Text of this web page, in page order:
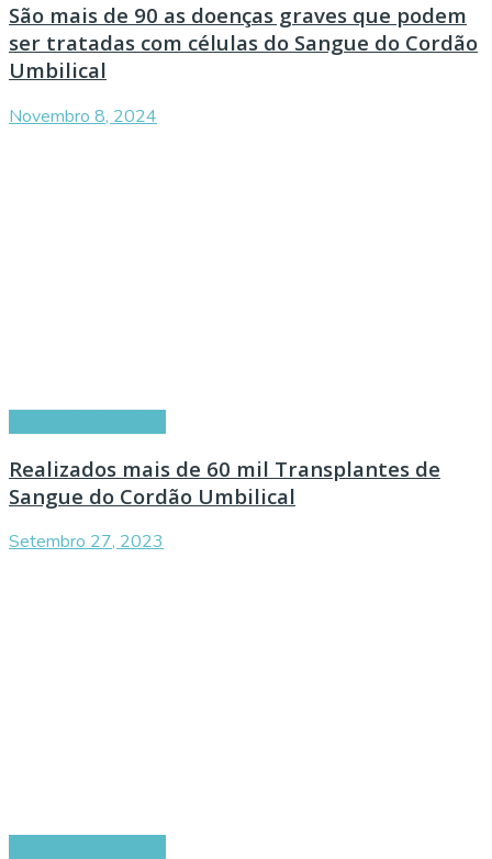
São mais de 90 as doenças graves que podem
ser tratadas com células do Sangue do Cordão
Umbilical
Novembro 8, 2024
Realizados mais de 60 mil Transplantes de
Sangue do Cordão Umbilical
Setembro 27, 2023